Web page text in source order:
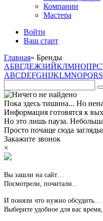
Компании
Мастера
Войти
Ваш старт
Главная» Бренды
АБВГДЕЖЗИЙКЛМНОПРС
ABCDEFGHIJKLMNOPQRS
Пока здесь тишина... Но
Информация готовятся к
Но это лишь пауза.
Просто почаще сюда
Закажите звонок
×
Вы зашли на сайт…
Посмотрели, почитали...
И поняли что нужно обсудить…
Выберите удобное для вас время,